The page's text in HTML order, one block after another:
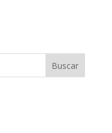
Buscar